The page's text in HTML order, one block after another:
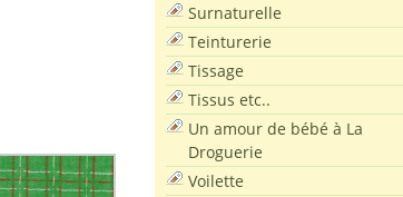
Surnaturelle
Teinturerie
Tissage
Tissus etc..
Un amour de bébé à La
Droguerie
Voilette